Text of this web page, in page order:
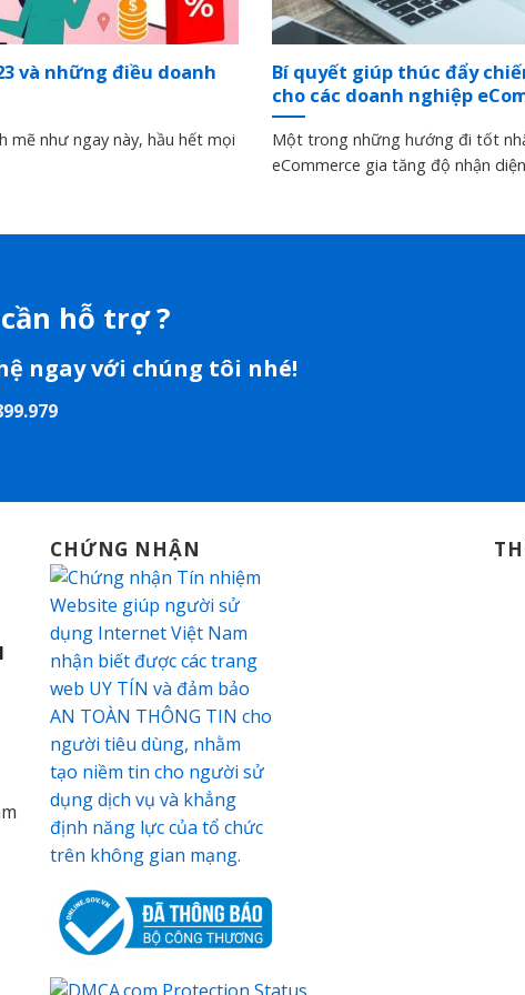
và những điều doanh
như ngay này, hầu hết mọi
Bí quyết giúp thúc đẩy
cho các doanh nghiệp
Một trong những hướng đi tốt
eCommerce gia tăng độ nhận
hỗ trợ ?
ngay với chúng tôi nhé!
CHỨNG NHẬN